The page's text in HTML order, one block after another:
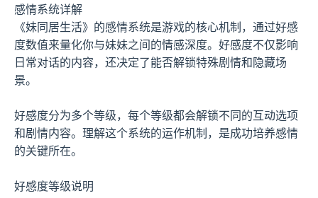
感情系统详解
《妹同居生活》的感情系统是游戏的核心机制，通过好感
度数值来量化你与妹妹之间的情感深度。好感度不仅影响
日常对话的内容，还决定了能否解锁特殊剧情和隐藏场
景。
好感度分为多个等级，每个等级都会解锁不同的互动选项
和剧情内容。理解这个系统的运作机制，是成功培养感情
的关键所在。
好感度等级说明